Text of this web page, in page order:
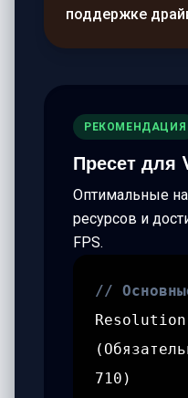
поддержке
РЕКОМЕНДАЦИЯ
Пресет
Оптимальные
ресурсов и
FPS.
//
710)